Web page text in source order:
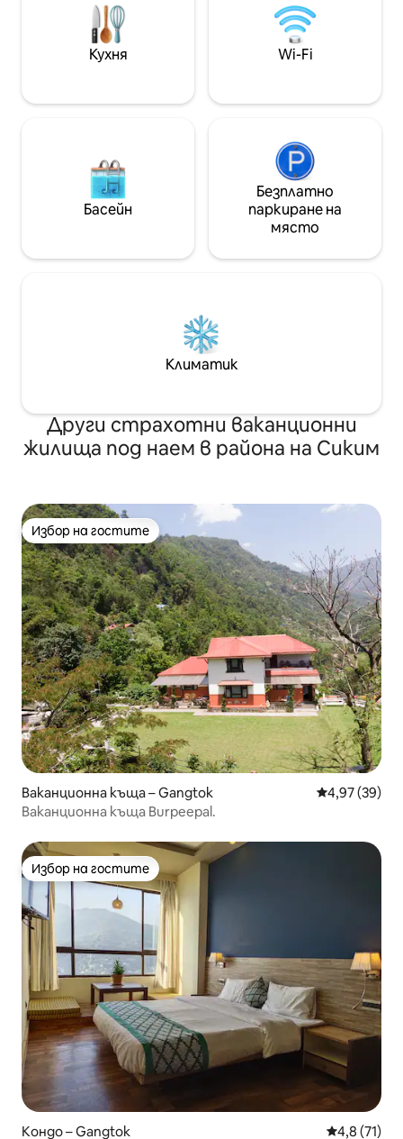
изглед Самостоятелен балкон, на
който да се
насладите на
оборудвана
проектиран, за
Кухня Wi-Fi
Басейн
Безплатно
паркиране на
място
Климатик
Други страхотни ваканционни
жилища под наем в района на Сиким
Избор на гостите
Избор на гостите
Ваканционна къща – Gangtok Средна
4,97 (39)
Ваканционна къща Burpeepal.
Избор на гостите
Избор на гостите
Кондо – Gangtok Средна
4,8 (71)